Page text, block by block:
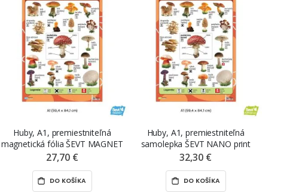
Huby, A1, premiestniteľná
magnetická fólia ŠEVT MAGNET
27,70 €
DO KOŠÍKA
Huby, A1, premiestniteľná
samolepka ŠEVT NANO print
32,30 €
DO KOŠÍKA